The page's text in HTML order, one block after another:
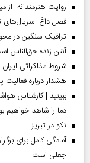
روایت هنرمندانه از
فصل داغ سریال‌های
ترافیک سنگین در
آنتن زنده حق‌الناس
شروط مذاکراتی ایران
هشدار درباره فعالیت
ببینید | کارشناس
دما را شاهد خواهیم
نکو در تبریز
آمادگی کامل برای
جعلی است